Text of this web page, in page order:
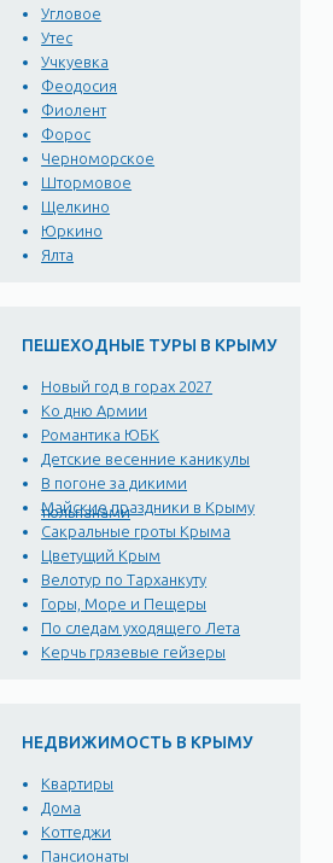
Угловое
Утес
Учкуевка
Феодосия
Фиолент
Форос
Черноморское
Штормовое
Щелкино
Юркино
Ялта
ПЕШЕХОДНЫЕ ТУРЫ В КРЫМУ
Новый год в горах 2027
Ко дню Армии
Романтика ЮБК
Детские весенние каникулы
В погоне за дикими
тюльпанами
Майские праздники в Крыму
Сакральные гроты Крыма
Цветущий Крым
Велотур по Тарханкуту
Горы, Море и Пещеры
По следам уходящего Лета
Керчь грязевые гейзеры
НЕДВИЖИМОСТЬ В КРЫМУ
Квартиры
Дома
Коттеджи
Пансионаты